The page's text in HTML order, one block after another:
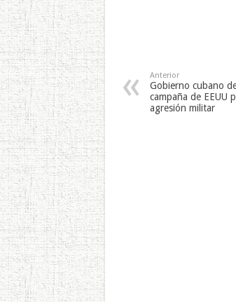
Anterior
Gobierno cubano
campaña de EEUU
agresión militar